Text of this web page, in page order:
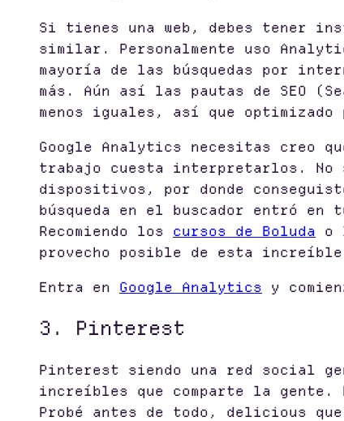
Si tienes una web, debes tener
similar. Personalmente uso
mayoría de las búsquedas por
más. Aún así las pautas de SEO
menos iguales, así que
Google Analytics necesitas creo
trabajo cuesta interpretarlos.
dispositivos, por donde
búsqueda en el buscador entró en
Recomiendo los cursos de Boluda o
provecho posible de esta increíble
Entra en Google Analytics y
3. Pinterest
Pinterest siendo una red social
increíbles que comparte la gente.
Probé antes de todo, delicious